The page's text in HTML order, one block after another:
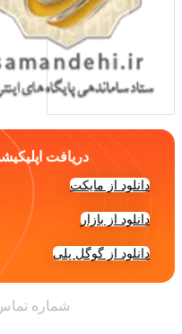
دریافت
دانلود از مایکت
دانلود از بازار
دانلود از گوگل پلی
شماره